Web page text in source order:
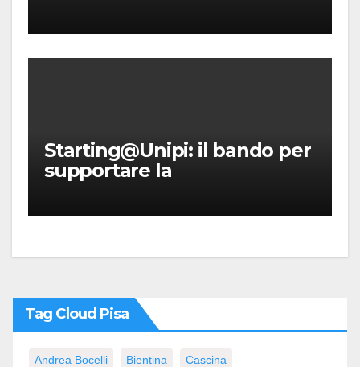
Starting@Unipi: il bando per
supportare la
Tag Cloud Pisa
Andrea Bocelli Bientina Cascina